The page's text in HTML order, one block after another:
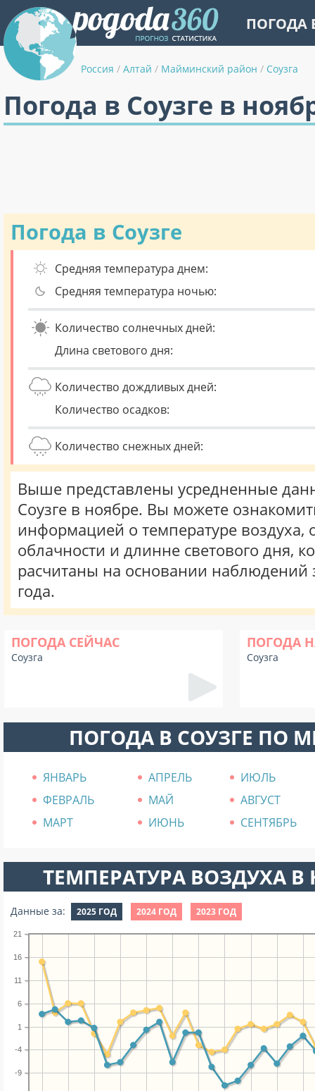
ПОГОДА
Россия / Алтай / Майминский район / Соузга
Погода в Соузге в
Погода в Соузге
Средняя температура днем:
Средняя температура ночью:
Количество солнечных дней:
Длина светового дня:
Количество дождливых дней:
Количество осадков:
Количество снежных дней:
Выше представлены усредненные
Соузге в ноябре. Вы можете
информацией о температуре воздуха,
облачности и длинне светового дня,
расчитаны на основании наблюдений
года.
ПОГОДА СЕЙЧАС
Соузга
ПОГОДА
Соузга
ПОГОДА В СОУЗГЕ ПО
ЯНВАРЬ АПРЕЛЬ
ИЮЛЬ
ФЕВРАЛЬ
МАЙ
АВГУСТ
МАРТ
ИЮНЬ СЕНТЯБРЬ
ТЕМПЕРАТУРА ВОЗДУХА В
Данные за: 2025 ГОД 2024 ГОД 2023 ГОД
-9
-4
1
6
11
16
21